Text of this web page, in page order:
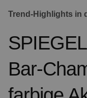
Trend-Highlights in
Bar-